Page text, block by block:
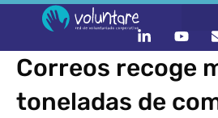
Correos recoge
toneladas de